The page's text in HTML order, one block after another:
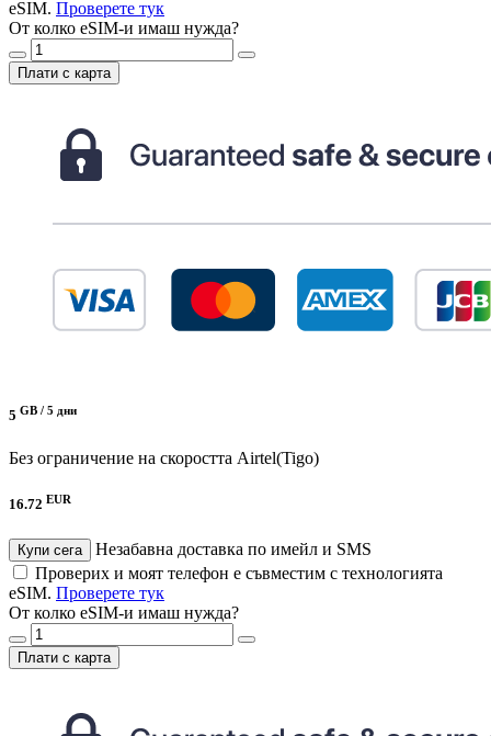
eSIM. Проверете тук
От колко eSIM-и имаш нужда?
Плати с карта
5 GB / 5 дни
Без ограничение на скоростта Airtel(Tigo)
16.72 EUR
Купи сега
Незабавна доставка по имейл и SMS
Проверих и моят телефон е съвместим с технологията
eSIM. Проверете тук
От колко eSIM-и имаш нужда?
Плати с карта